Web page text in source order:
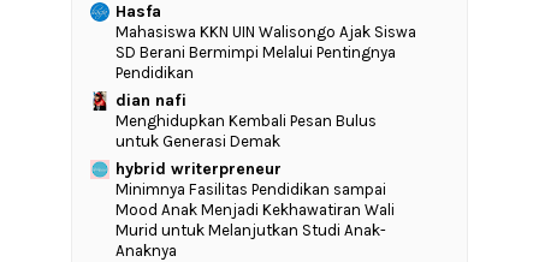
Hasfa
Mahasiswa KKN UIN Walisongo Ajak Siswa
SD Berani Bermimpi Melalui Pentingnya
Pendidikan
dian nafi
Menghidupkan Kembali Pesan Bulus
untuk Generasi Demak
hybrid writerpreneur
‎Minimnya Fasilitas Pendidikan sampai
Mood Anak Menjadi Kekhawatiran Wali
Murid untuk Melanjutkan Studi Anak-
Anaknya